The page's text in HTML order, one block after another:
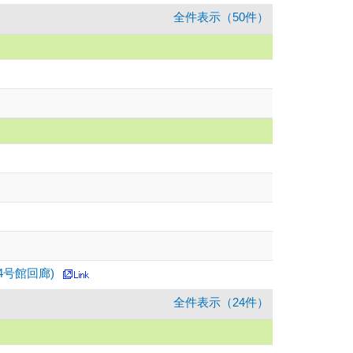
全件表示（50件）
館回廊)
全件表示（24件）